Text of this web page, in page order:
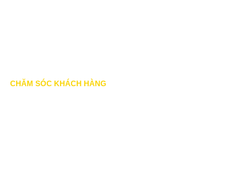
CHĂM SÓC KHÁCH HÀNG